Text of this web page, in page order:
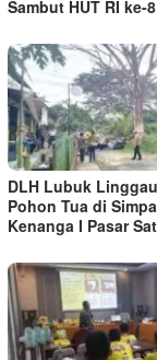
Sambut HUT RI ke-
DLH Lubuk
Pohon Tua di
Kenanga I Pasar